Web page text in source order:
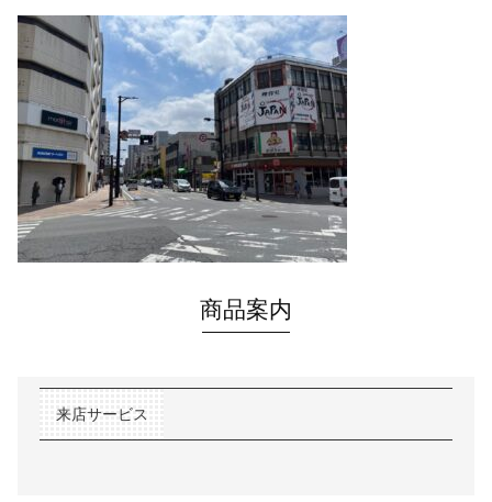
商品案内
来店サービス